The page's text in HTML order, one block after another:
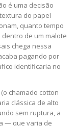
é uma decisão
do papel
quanto tempo
de um malote
chega nessa
pagando por
identificaria no
chamado cotton
clássica de alto
sem ruptura, a
— que varia de